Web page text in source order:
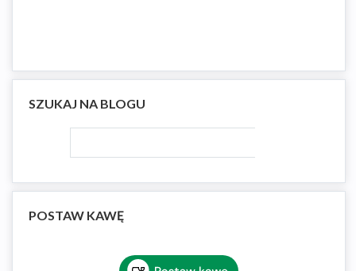
SZUKAJ NA BLOGU
POSTAW KAWĘ